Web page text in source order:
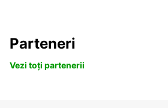
Parteneri
Vezi toți partenerii